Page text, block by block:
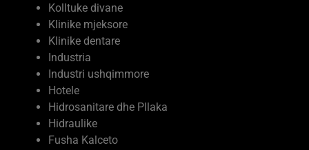
Klinike mjeksore
Klinike dentare
Industria
Industri ushqimmore
Hotele
Hidrosanitare dhe Pllaka
Hidraulike
Fusha Kalceto
Firma Ndertimi